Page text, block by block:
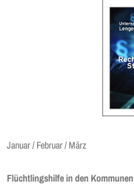
Januar / Februar / März
Flüchtlingshilfe in den Kommunen